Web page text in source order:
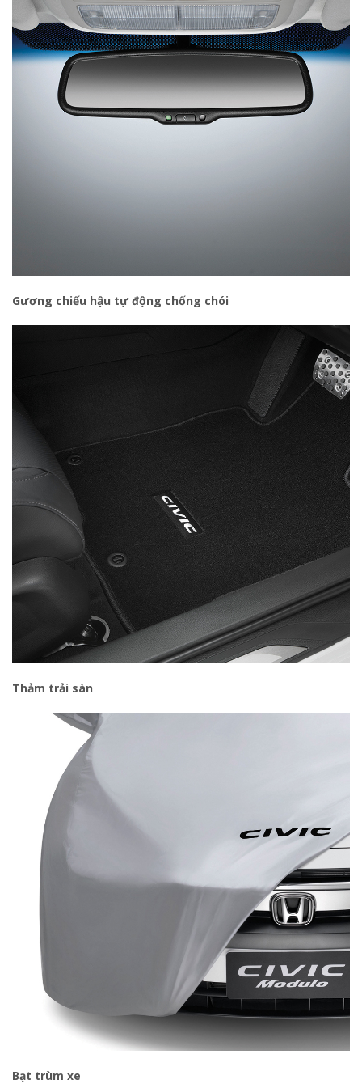
Gương chiếu hậu tự động chống chói
Thảm trải sàn
Bạt trùm xe